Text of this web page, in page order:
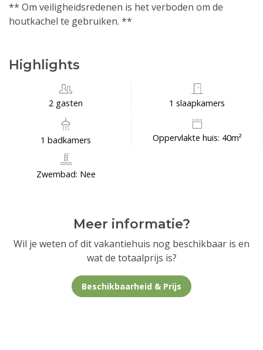
** Om veiligheidsredenen is het verboden om de
houtkachel te gebruiken. **
Highlights
2 gasten 1 slaapkamers
1 badkamers Oppervlakte huis: 40m²
Zwembad: Nee
Meer informatie?
Wil je weten of dit vakantiehuis nog beschikbaar is en
wat de totaalprijs is?
Beschikbaarheid & Prijs